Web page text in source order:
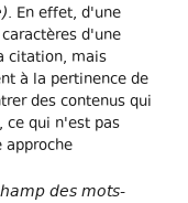
. En effet, d'une
d'une
citation, mais
à la pertinence de
des contenus qui
ce qui n'est pas
approche
des mots-